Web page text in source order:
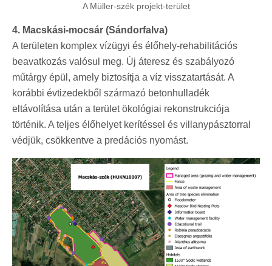
A Müller-szék projekt-terület
4. Macskási-mocsár (Sándorfalva)
A területen komplex vízügyi és élőhely-rehabilitációs
beavatkozás valósul meg. Új áteresz és szabályozó
műtárgy épül, amely biztosítja a víz visszatartását. A
korábbi évtizedekből származó betonhulladék
eltávolítása után a terület ökológiai rekonstrukciója
történik. A teljes élőhelyet kerítéssel és villanypásztorral
védjük, csökkentve a predációs nyomást.